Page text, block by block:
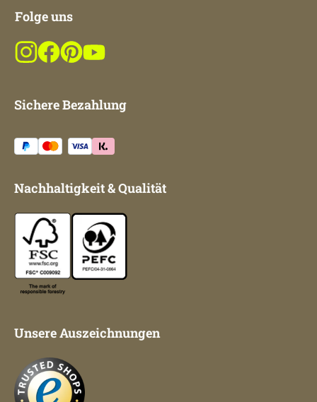
Folge uns
Sichere Bezahlung
Nachhaltigkeit & Qualität
Unsere Auszeichnungen